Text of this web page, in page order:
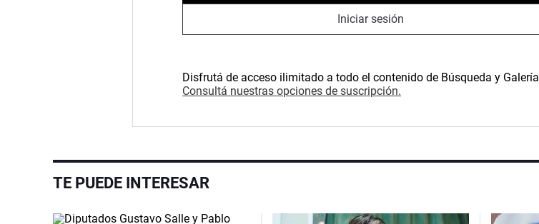
Iniciar sesión
Disfrutá de acceso ilimitado a todo el contenido de Búsqueda y
Consultá nuestras opciones de suscripción.
TE PUEDE INTERESAR